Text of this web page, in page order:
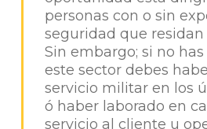
personas con o sin
seguridad que residan
Sin embargo; si no
este sector debes
servicio militar en los
ó haber laborado en
servicio al cliente u